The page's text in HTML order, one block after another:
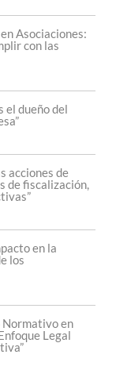
Asociaciones:
con las
el dueño del
acciones de
de fiscalización,
en la
los
Normativo en
Legal